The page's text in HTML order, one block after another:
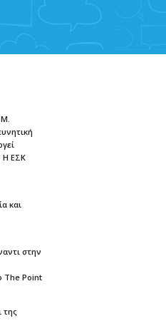
Η ΕΣΚ
και
στην
The Point
της